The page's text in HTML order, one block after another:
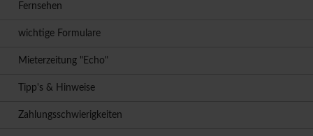
Fernsehen
wichtige Formulare
Mieterzeitung "Echo"
Tipp's & Hinweise
Zahlungsschwierigkeiten